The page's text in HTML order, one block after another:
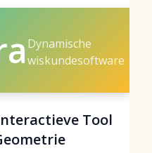
Dynamische
wiskundesoftware
Tool